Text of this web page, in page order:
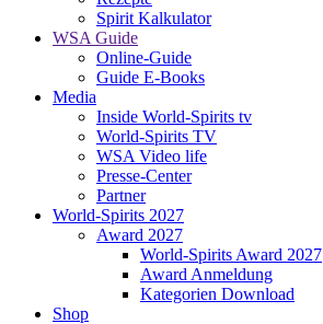
Spirit Kalkulator
WSA Guide
Online-Guide
Guide E-Books
Media
Inside World-Spirits tv
World-Spirits TV
WSA Video life
Presse-Center
Partner
World-Spirits 2027
Award 2027
World-Spirits Award 2027
Award Anmeldung
Kategorien Download
Shop